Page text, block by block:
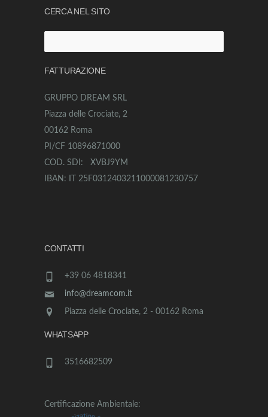
CERCA NEL SITO
per:
FATTURAZIONE
GRUPPO DREAM SRL
Piazza delle Crociate, 2
00162 Roma
PI/CF 10896871000
COD. SDI: XVBJ9YM
IBAN: IT 25F0312403211000081230757
CONTATTI
+39 06 4818341
info@dreamcom.it
Piazza delle Crociate, 2 - 00162 Roma
WHATSAPP
3516682509
Certificazione Ambientale: